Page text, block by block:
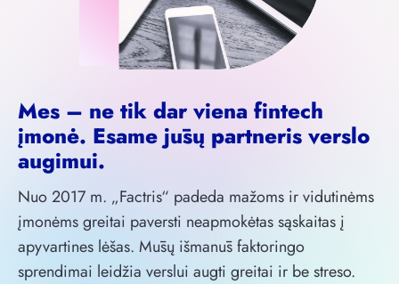
Mes – ne tik dar viena fintech
įmonė. Esame jūsų partneris verslo
augimui.
Nuo 2017 m. „Factris“ padeda mažoms ir vidutinėms
įmonėms greitai paversti neapmokėtas sąskaitas į
apyvartines lėšas. Mūsų išmanūs faktoringo
sprendimai leidžia verslui augti greitai ir be streso.